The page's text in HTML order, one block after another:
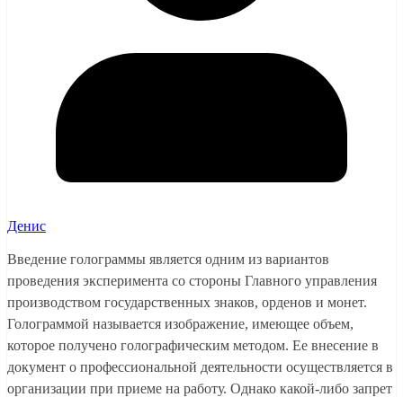
Денис
Введение голограммы является одним из вариантов
проведения эксперимента со стороны Главного управления
производством государственных знаков, орденов и монет.
Голограммой называется изображение, имеющее объем,
которое получено голографическим методом. Ее внесение в
документ о профессиональной деятельности осуществляется в
организации при приеме на работу. Однако какой-либо запрет